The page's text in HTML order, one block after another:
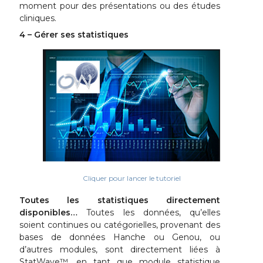
moment pour des présentations ou des études
cliniques.
4 – Gérer ses statistiques
Cliquer pour lancer le tutoriel
Toutes les statistiques directement
disponibles…Toutes les données, qu’elles
soient continues ou catégorielles, provenant des
bases de données Hanche ou Genou, ou
d’autres modules, sont directement liées à